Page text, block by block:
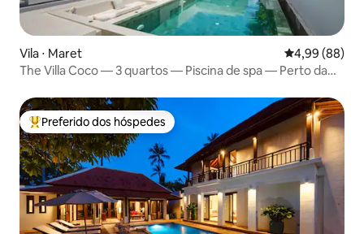
Vila ⋅ Maret 4,99 de uma
4,99 (88)
The Villa Coco — 3 quartos — Piscina de spa — Perto da
Entre os melhores preferidos dos hóspedes
Preferido dos hóspedes